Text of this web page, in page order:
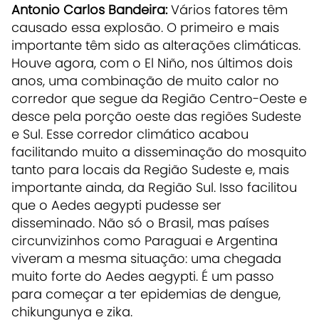
Antonio Carlos Bandeira:Vários fatores têm
causado essa explosão. O primeiro e mais
importante têm sido as alterações climáticas.
Houve agora, com o El Niño, nos últimos dois
anos, uma combinação de muito calor no
corredor que segue da Região Centro-Oeste e
desce pela porção oeste das regiões Sudeste
e Sul. Esse corredor climático acabou
facilitando muito a disseminação do mosquito
tanto para locais da Região Sudeste e, mais
importante ainda, da Região Sul. Isso facilitou
que o Aedes aegypti pudesse ser
disseminado. Não só o Brasil, mas países
circunvizinhos como Paraguai e Argentina
viveram a mesma situação: uma chegada
muito forte do Aedes aegypti. É um passo
para começar a ter epidemias de dengue,
chikungunya e zika.